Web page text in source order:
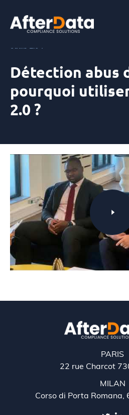
content
Détection abus de
outils 2.0 ?
Détection abus
pourquoi
2.0 ?
PARIS
22 rue Charcot
MILAN
Corso di Porta Romana,